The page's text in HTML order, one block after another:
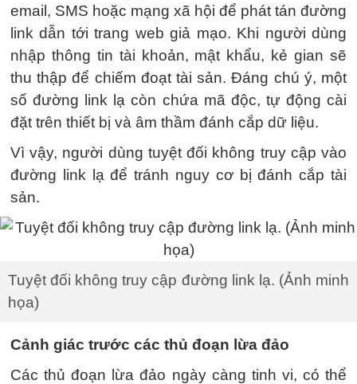
email, SMS hoặc mạng xã hội để phát tán đường
link dẫn tới trang web giả mạo. Khi người dùng
nhập thông tin tài khoản, mật khẩu, kẻ gian sẽ
thu thập để chiếm đoạt tài sản. Đáng chú ý, một
số đường link lạ còn chứa mã độc, tự động cài
đặt trên thiết bị và âm thầm đánh cắp dữ liệu.
Vì vậy, người dùng tuyệt đối không truy cập vào
đường link lạ để tránh nguy cơ bị đánh cắp tài
sản.
Tuyệt đối không truy cập đường link lạ. (Ảnh minh
họa)
Cảnh giác trước các thủ đoạn lừa đảo
Các thủ đoạn lừa đảo ngày càng tinh vi, có thể